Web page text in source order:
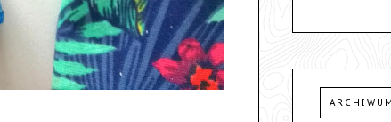
ARCHIWUM